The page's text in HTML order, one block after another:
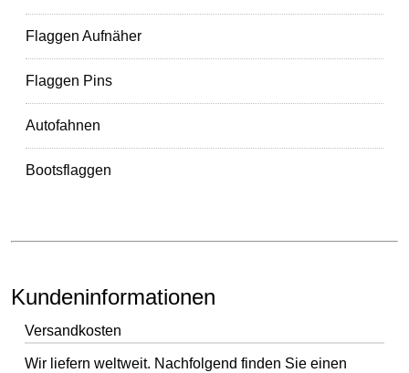
Flaggen Aufnäher
Flaggen Pins
Autofahnen
Bootsflaggen
Kundeninformationen
Versandkosten
Wir liefern weltweit. Nachfolgend finden Sie einen